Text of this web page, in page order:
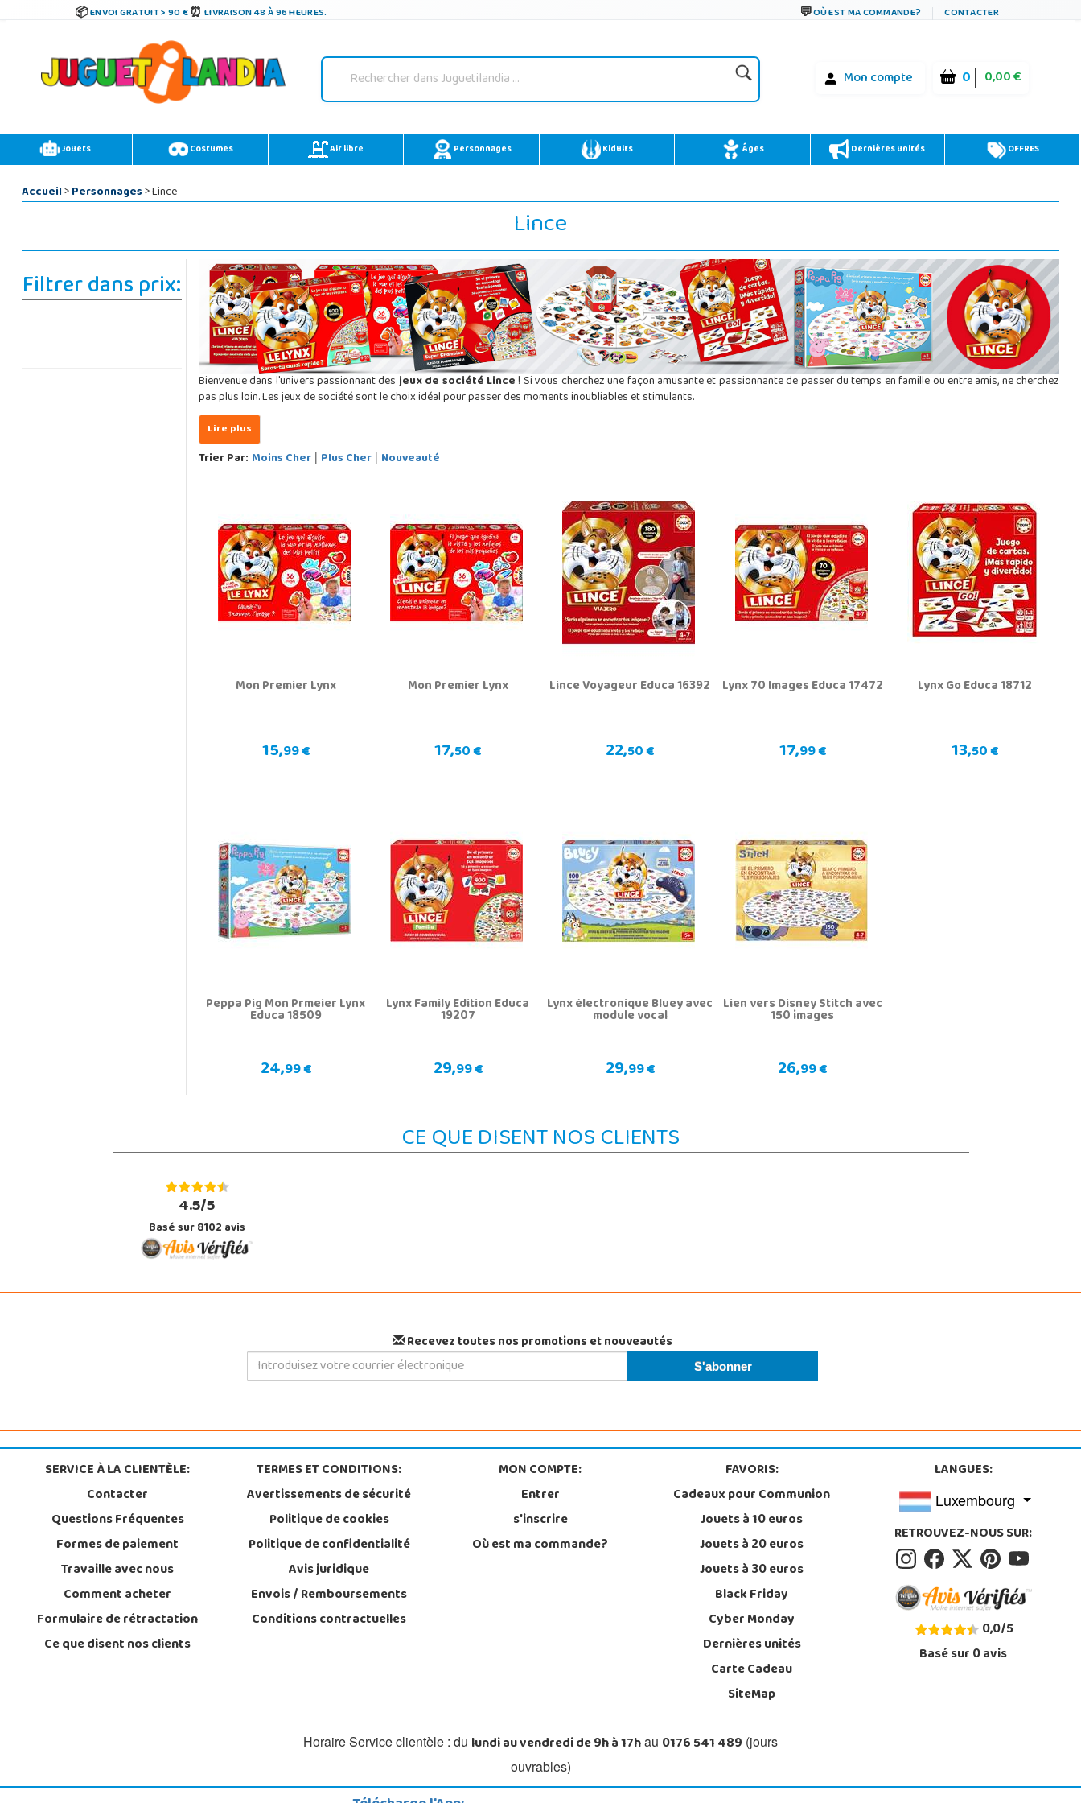
ENVOI GRATUIT > 90 € LIVRAISON 48 À 96 HEURES. OÙ EST MA COMMANDE? CONTACTER
Mon compte 0 0,00 €
Jouets Costumes Air libre Personnages Kidults Âges Dernières unités OFFRES
Accueil>Personnages> Lince
Lince
Filtrer dans prix:
Bienvenue dans l'univers passionnant desjeux de société Lince! Si vous cherchez une façon amusante et passionnante de passer du temps en famille ou entre amis, ne cherchez
pas plus loin. Les jeux de société sont le choix idéal pour passer des moments inoubliables et stimulants.
Trier Par: Moins Cher| Plus Cher| Nouveauté
Mon Premier Lynx
15,99 €
Mon Premier Lynx
17,50 €
Lince Voyageur Educa 16392
22,50 €
Lynx 70 Images Educa 17472
17,99 €
Lynx Go Educa 18712
13,50 €
Peppa Pig Mon Prmeier Lynx
Educa 18509
24,99 €
Lynx Family Edition Educa
19207
29,99 €
Lynx électronique Bluey avec
module vocal
29,99 €
Lien vers Disney Stitch avec
150 images
26,99 €
CE QUE DISENT NOS CLIENTS
4.5/5
Basé sur 8102 avis
Recevez toutes nos promotions et nouveautés
SERVICE À LA CLIENTÈLE:
Contacter
Questions Fréquentes
Formes de paiement
Travaille avec nous
Comment acheter
Formulaire de rétractation
Ce que disent nos clients
TERMES ET CONDITIONS:
Avertissements de sécurité
Politique de cookies
Politique de confidentialité
Avis juridique
Envois / Remboursements
Conditions contractuelles
MON COMPTE:
Entrer
s'inscrire
Où est ma commande?
FAVORIS:
Cadeaux pour Communion
Jouets à 10 euros
Jouets à 20 euros
Jouets à 30 euros
Black Friday
Cyber Monday
Dernières unités
Carte Cadeau
SiteMap
LANGUES:
Luxembourg
RETROUVEZ-NOUS SUR:
0,0/5
Basé sur0avis
Horaire Service clientèle : du lundi au vendredi de 9h à 17hau 0176 541 489 (jours
ouvrables)